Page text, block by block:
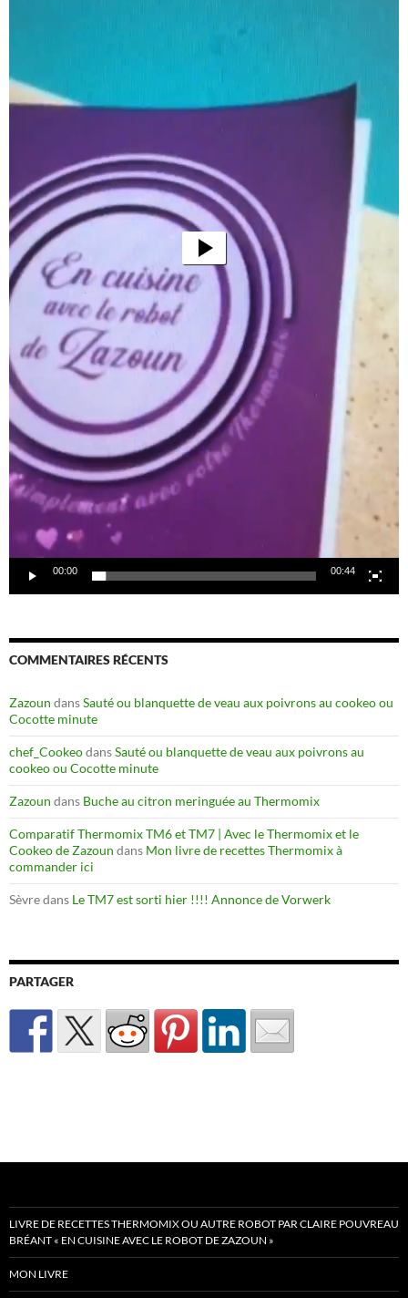
00:00 00:44
COMMENTAIRES RÉCENTS
Zazoun dansSauté ou blanquette de veau aux poivrons au cookeo ou
Cocotte minute
chef_CookeodansSauté ou blanquette de veau aux poivrons au
cookeo ou Cocotte minute
Zazoun dans Buche au citron meringuée au Thermomix
Comparatif Thermomix TM6 et TM7 | Avec le Thermomix et le
Cookeo de Zazoun dans Mon livre de recettes Thermomix à
commander ici
Sèvredans Le TM7 est sorti hier !!!! Annonce de Vorwerk
PARTAGER
LIVRE DE RECETTES THERMOMIX OU AUTRE ROBOT PAR CLAIRE POUVREAU
BRÉANT « EN CUISINE AVEC LE ROBOT DE ZAZOUN »
MON LIVRE